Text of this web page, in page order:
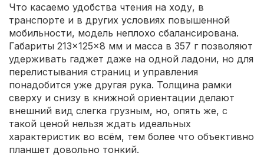
Что касаемо удобства чтения на ходу, в
транспорте и в других условиях повышенной
мобильности, модель неплохо сбалансирована.
Габариты 213×125×8 мм и масса в 357 г позволяют
удерживать гаджет даже на одной ладони, но для
перелистывания страниц и управления
понадобится уже другая рука. Толщина рамки
сверху и снизу в книжной ориентации делают
внешний вид слегка грузным, но, опять же, с
такой ценой нельзя ждать идеальных
характеристик во всём, тем более что объективно
планшет довольно тонкий.